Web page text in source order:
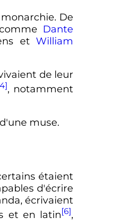
De
Dante
etWilliam
de leur
, notamment
muse.
étaient
d'écrire
écrivaient
et en latin[6],